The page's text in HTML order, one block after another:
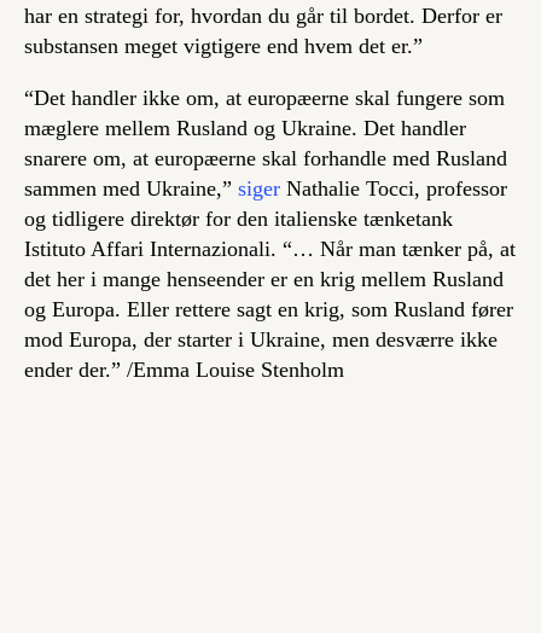
har en strategi for, hvordan du går til bordet. Derfor er
substansen meget vigtigere end hvem det er.”
“Det handler ikke om, at europæerne skal fungere som
mæglere mellem Rusland og Ukraine. Det handler
snarere om, at europæerne skal forhandle med Rusland
sammen med Ukraine,” siger Nathalie Tocci, professor
og tidligere direktør for den italienske tænketank
Istituto Affari Internazionali. “… Når man tænker på, at
det her i mange henseender er en krig mellem Rusland
og Europa. Eller rettere sagt en krig, som Rusland fører
mod Europa, der starter i Ukraine, men desværre ikke
ender der.” /Emma Louise Stenholm